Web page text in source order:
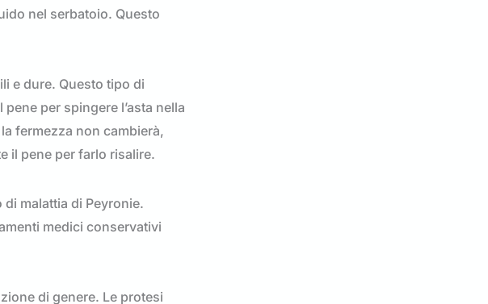
nel serbatoio. Questo
e dure. Questo tipo di
per spingere l’asta nella
fermezza non cambierà,
il pene per farlo risalire.
malattia di Peyronie.
medici conservativi
di genere. Le protesi